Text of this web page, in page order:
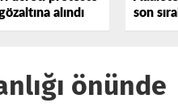
alındı
son
önünde